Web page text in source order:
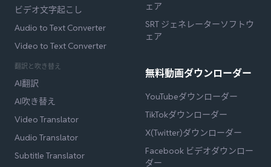
ビデオ文字起こし
Audio to Text Converter
Video to Text Converter
翻訳と吹き替え
AI翻訳
AI吹き替え
Video Translator
Audio Translator
Subtitle Translator
ェア
SRT ジェネレーターソフトウ
ェア
無料動画ダウンローダー
YouTubeダウンローダー
TikTokダウンローダー
X(Twitter)ダウンローダー
Facebook ビデオダウンロー
ダー